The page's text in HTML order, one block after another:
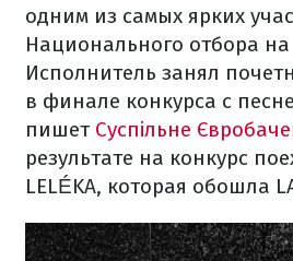
одним из самых ярких
Национального отбора
Исполнитель занял
в финале конкурса с
пишет Суспільне
результате на конкурс
LELÉKA, которая обошла